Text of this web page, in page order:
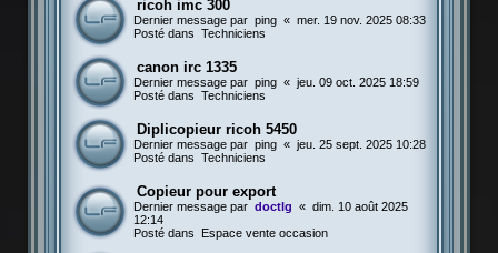
ricoh imc 300
Dernier message par ping « mer. 19 nov. 2025 08:33
Posté dans Techniciens
canon irc 1335
Dernier message par ping « jeu. 09 oct. 2025 18:59
Posté dans Techniciens
Diplicopieur ricoh 5450
Dernier message par ping « jeu. 25 sept. 2025 10:28
Posté dans Techniciens
Copieur pour export
Dernier message par doctlg « dim. 10 août 2025
12:14
Posté dans
Espace vente occasion